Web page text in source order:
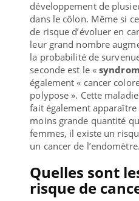
développement de
dans le côlon. Même si
de risque d’évoluer en
leur grand nombre
la probabilité de
seconde est le «
également « cancer
polypose ». Cette
fait également
moins grande quantité
femmes, il existe un
un cancer de l’endomètre.
Quelles sont
risque de